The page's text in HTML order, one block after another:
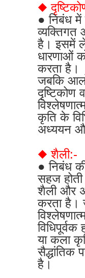
◆
● निबंध
व्यक्तिगत
है। इसमें
धारणाओं
करता है।
जबकि
दृष्टिकोण
कृति के
अध्ययन
◆ शैली:-
● निबंध
सहज
शैली और
करता है।
विधिपूर्वक
या कला
सैद्धांतिक
है।